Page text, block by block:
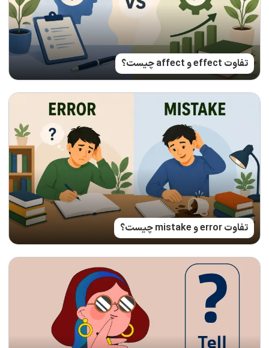
تفاوت effect و affect چیست؟
تفاوت error و mistake چیست؟